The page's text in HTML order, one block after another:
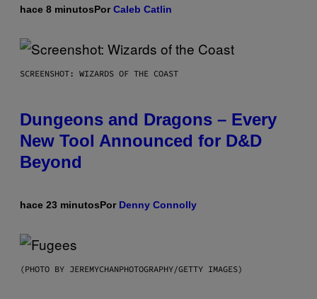
hace 8 minutosPorCaleb Catlin
SCREENSHOT: WIZARDS OF THE COAST
Dungeons and Dragons – Every
New Tool Announced for D&D
Beyond
hace 23 minutosPor Denny Connolly
(PHOTO BY JEREMYCHANPHOTOGRAPHY/GETTY IMAGES)